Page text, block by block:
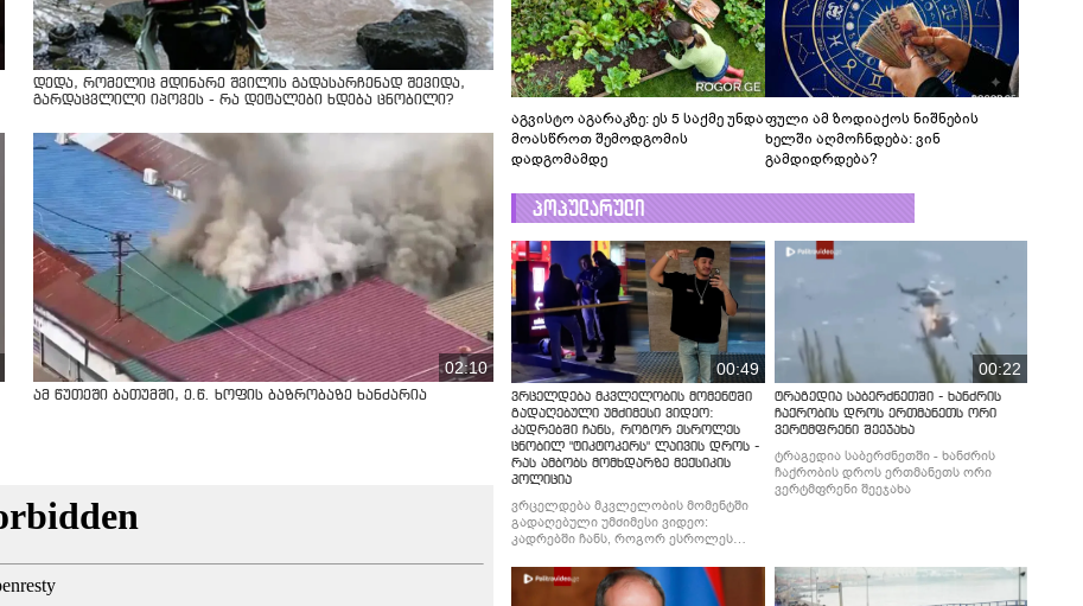
დედა, რომელიც მდინარე შვილის გადასარჩენად შევიდა,
გარდაცვლილი იპოვეს - რა დეტალები ხდება ცნობილი?
02:10
ამ წუთეში ბათუმში, ე.წ. ხოფის ბაზრობაზე ხანძარია
აგვისტო აგარაკზე: ეს 5 საქმე უნდა
მოასწროთ შემოდგომის
დადგომამდე
ფული ამ ზოდიაქოს ნიშნების
ხელში აღმოჩნდება: ვინ
გამდიდრდება?
პოპულარული
00:49
ვრცელდება მკვლელობის მომენტში
გადაღებული უმძიმესი ვიდეო:
კადრებში ჩანს, როგორ ესროლეს
ცნობილ "ტიკტოკერს" ლაივის დროს -
რას ამბობს მომხდარზე მექსიკის
პოლიცია
ვრცელდება მკვლელობის მომენტში
გადაღებული უმძიმესი ვიდეო:
კადრებში ჩანს, როგორ ესროლეს
რას ამბობს მომხდარზე მექსიკის
პოლიცია
00:22
ტრაგედია საბერძნეთში - ხანძრის
ჩაქრობის დროს ერთმანეთს ორი
ვერტმფრენი შეეჯახა
ტრაგედია საბერძნეთში - ხანძრის
ჩაქრობის დროს ერთმანეთს ორი
ვერტმფრენი შეეჯახა